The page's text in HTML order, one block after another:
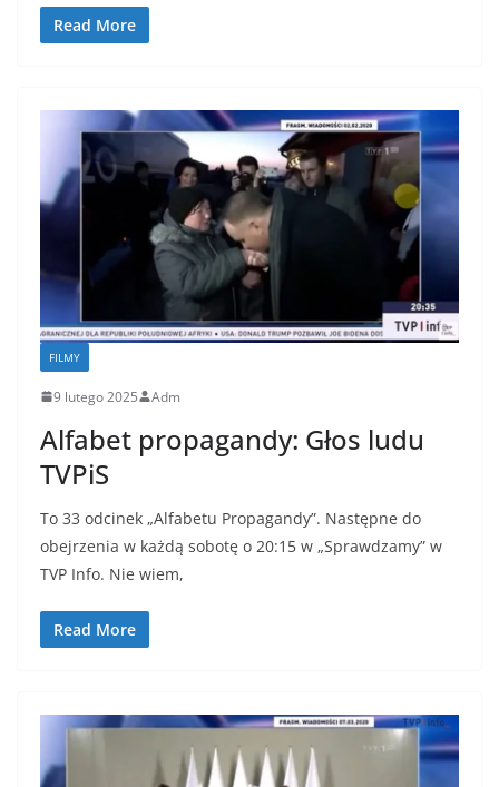
Read More
FILMY
9 lutego 2025 Adm
Alfabet propagandy: Głos ludu
TVPiS
To 33 odcinek „Alfabetu Propagandy”. Następne do
obejrzenia w każdą sobotę o 20:15 w „Sprawdzamy” w
TVP Info. Nie wiem,
Read More